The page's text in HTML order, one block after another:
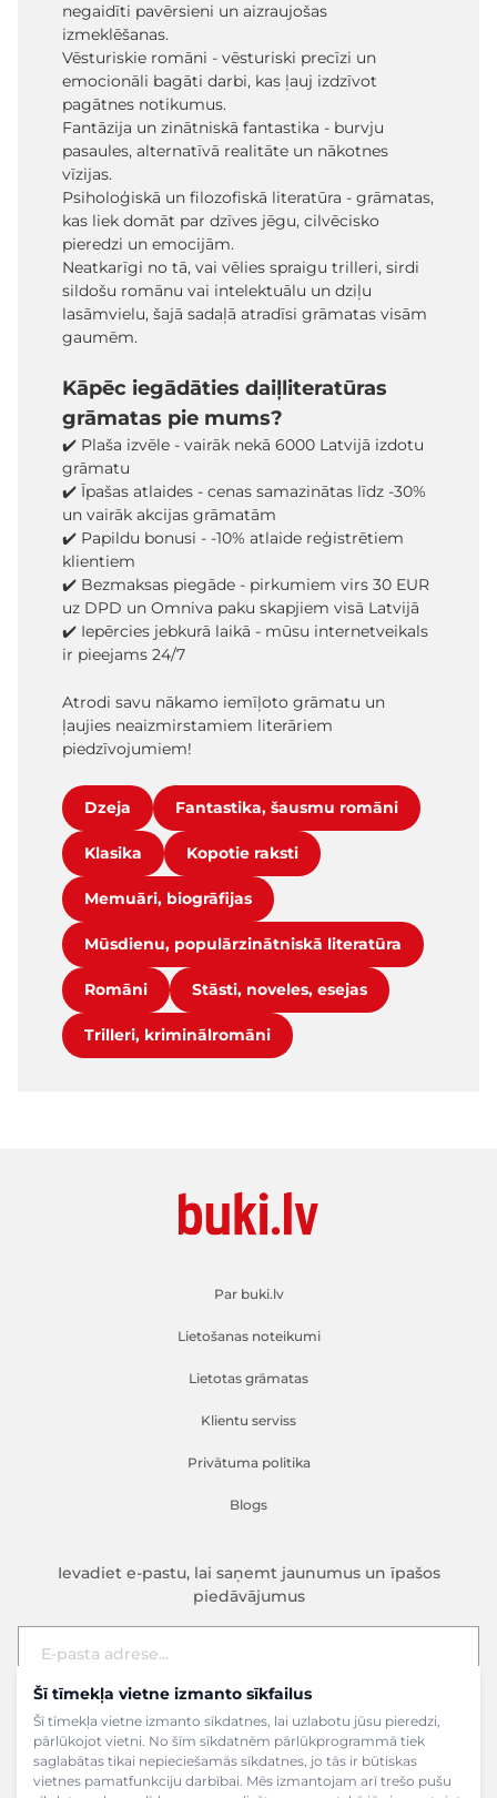
Šī tīmekļa vietne izmanto sīkfailus
Šī tīmekļa vietne izmanto sīkdatnes, lai uzlabotu jūsu pieredzi,
pārlūkojot vietni. No šīm sīkdatnēm pārlūkprogrammā tiek
saglabātas tikai nepieciešamās sīkdatnes, jo tās ir būtiskas
vietnes pamatfunkciju darbībai. Mēs izmantojam arī trešo pušu
negaidīti pavērsieni un aizraujošas
izmeklēšanas.
Vēsturiskie romāni - vēsturiski precīzi un
emocionāli bagāti darbi, kas ļauj izdzīvot
pagātnes notikumus.
Fantāzija un zinātniskā fantastika - burvju
pasaules, alternatīvā realitāte un nākotnes
vīzijas.
Psiholoģiskā un filozofiskā literatūra - grāmatas,
kas liek domāt par dzīves jēgu, cilvēcisko
pieredzi un emocijām.
Neatkarīgi no tā, vai vēlies spraigu trilleri, sirdi
sildošu romānu vai intelektuālu un dziļu
lasāmvielu, šajā sadaļā atradīsi grāmatas visām
gaumēm.
Kāpēc iegādāties daiļliteratūras
grāmatas pie mums?
✔️ Plaša izvēle - vairāk nekā 6000 Latvijā izdotu
grāmatu
✔️ Īpašas atlaides - cenas samazinātas līdz -30%
un vairāk akcijas grāmatām
✔️ Papildu bonusi - -10% atlaide reģistrētiem
klientiem
✔️ Bezmaksas piegāde - pirkumiem virs 30 EUR
uz DPD un Omniva paku skapjiem visā Latvijā
✔️ Iepērcies jebkurā laikā - mūsu internetveikals
ir pieejams 24/7
Atrodi savu nākamo iemīļoto grāmatu un
ļaujies neaizmirstamiem literāriem
piedzīvojumiem!
Dzeja Fantastika, šausmu romāni
Klasika Kopotie raksti
Memuāri, biogrāfijas
Mūsdienu, populārzinātniskā literatūra
Romāni Stāsti, noveles, esejas
Trilleri, kriminālromāni
Par buki.lv
Lietošanas noteikumi
Lietotas grāmatas
Klientu serviss
Privātuma politika
Blogs
Ievadiet e-pastu, lai saņemt jaunumus un īpašos
piedāvājumus
E-pasta adrese
Pieteikties